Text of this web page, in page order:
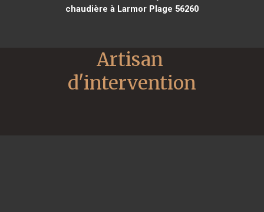
chaudière à Larmor Plage 56260
Artisan
d'intervention